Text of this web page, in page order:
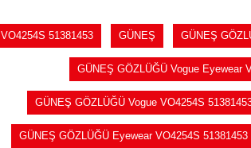
VO4254S 51381453 GÜNEŞ GÜNEŞ
GÜNEŞ GÖZLÜĞÜ Vogue Eyewear
GÜNEŞ GÖZLÜĞÜ Vogue VO4254S
GÜNEŞ GÖZLÜĞÜ Eyewear VO4254S 51381453